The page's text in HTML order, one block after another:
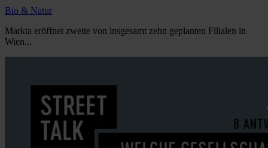
Bio & Natur
Markta eröffnet zweite von insgesamt zehn geplanten Filialen in
Wien...